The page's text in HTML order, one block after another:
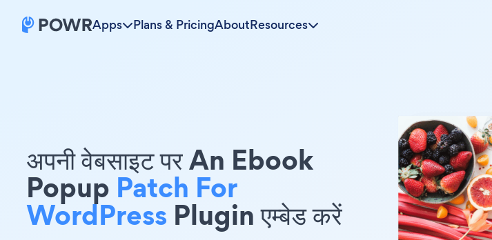
Apps Plans & PricingAboutResources
अपनी वेबसाइट पर An Ebook
Popup Patch For
WordPress Plugin एम्बेड करें